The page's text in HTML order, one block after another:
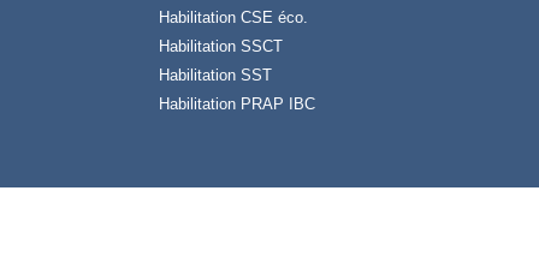
Habilitation CSE éco.
Habilitation SSCT
Habilitation SST
Habilitation PRAP IBC